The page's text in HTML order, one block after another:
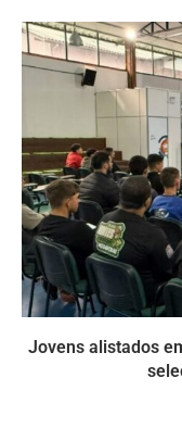
Jovens alistados